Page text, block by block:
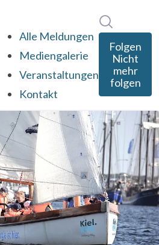
Alle Meldungen
Mediengalerie
Veranstaltungen
Kontakt
Folgen
Nicht
mehr
folgen